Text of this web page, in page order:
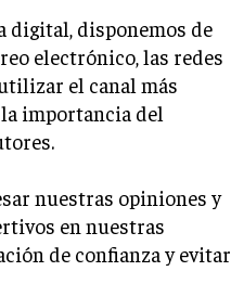
digital, disponemos de
electrónico, las redes
el canal más
importancia del
nuestras opiniones y
en nuestras
de confianza y evitar